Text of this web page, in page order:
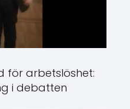
för arbetslöshet:
i debatten